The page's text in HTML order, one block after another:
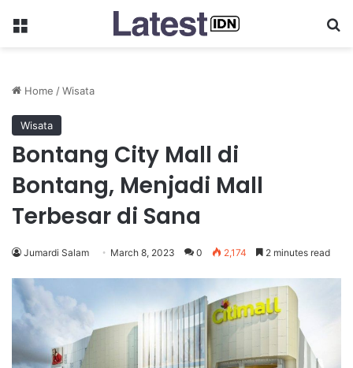
Menu
Home /Wisata
Wisata
Bontang City Mall di
Bontang, Menjadi Mall
Terbesar di Sana
Jumardi Salam March 8, 2023 0 2,174 2 minutes read